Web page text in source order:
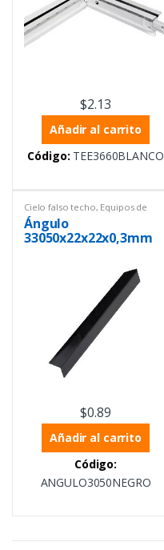
$2.13
Añadir al carrito
Código: TEE3660BLANCO
Cielo falso techo, Equipos de
Laboratorio Materiales de
construcción
Ángulo
33050x22x22x0,3mm
$0.89
Añadir al carrito
Código:
ANGULO3050NEGRO